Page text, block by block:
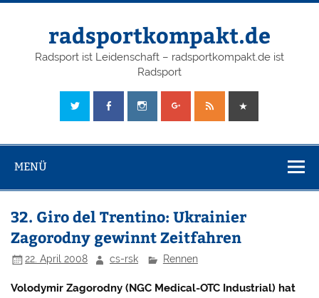
radsportkompakt.de
Radsport ist Leidenschaft – radsportkompakt.de ist
Radsport
MENÜ
32. Giro del Trentino: Ukrainier
Zagorodny gewinnt Zeitfahren
22. April 2008 cs-rsk Rennen
Volodymir Zagorodny (NGC Medical-OTC Industrial) hat